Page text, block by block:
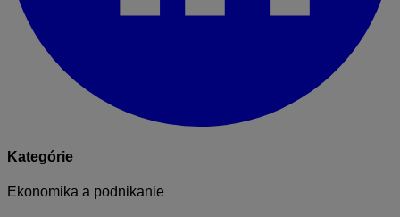
Kategórie
Ekonomika a podnikanie